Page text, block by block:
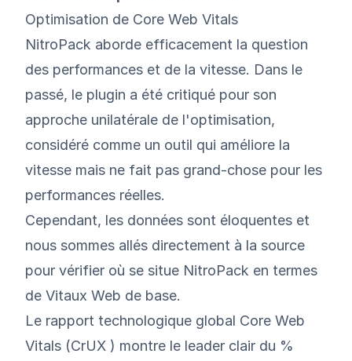
Optimisation de Core Web Vitals
NitroPack aborde efficacement la question
des performances et de la vitesse. Dans le
passé, le plugin a été critiqué pour son
approche unilatérale de l'optimisation,
considéré comme un outil qui améliore la
vitesse mais ne fait pas grand-chose pour les
performances réelles.
Cependant, les données sont éloquentes et
nous sommes allés directement à la source
pour vérifier où se situe NitroPack en termes
de Vitaux Web de base.
Le rapport technologique global Core Web
Vitals (CrUX ) montre le leader clair du %